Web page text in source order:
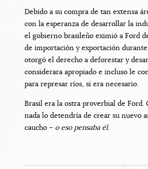
Debido a su compra de tan extensa
con la esperanza de desarrollar la
el gobierno brasileño eximió a Ford
de importación y exportación
otorgó el derecho a deforestar y
considerara apropiado e incluso le
para represar ríos, si era necesario.
Brasil era la ostra proverbial de
nada lo detendría de crear su nuevo
caucho – o eso pensaba él.